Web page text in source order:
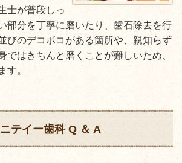
士が普段しっ
部分を丁寧に磨いたり、歯石除去を行
びのデコボコがある箇所や、親知らず
ではきちんと磨くことが難しいため、
す。
テイー歯科 Q ＆ A